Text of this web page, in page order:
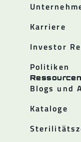
Karriere
Investor
Politiken
Ressourcen
Blogs und
Kataloge